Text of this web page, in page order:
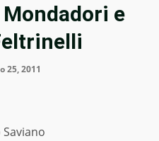
e
25, 2011